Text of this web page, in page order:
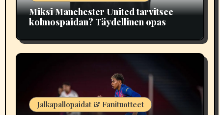
Miksi Manchester United tarvitsee
kolmospaidan? Täydellinen opas
Jalkapallopaidat & Fanituotteet